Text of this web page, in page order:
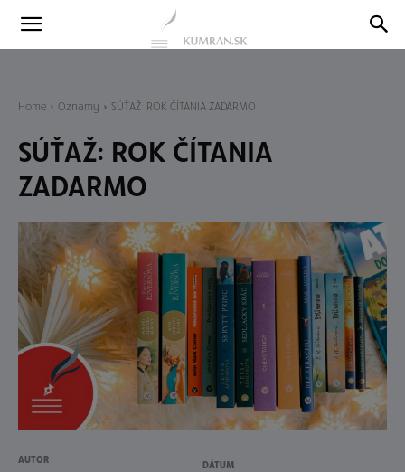
Kumran
Home Oznamy SÚŤAŽ: ROK ČÍTANIA ZADARMO
SÚŤAŽ: ROK ČÍTANIA
ZADARMO
AUTOR DÁTUM